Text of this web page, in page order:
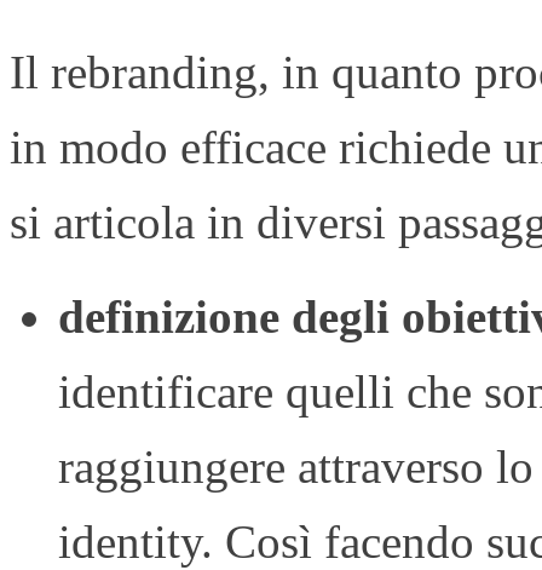
Il rebranding, in quanto
in modo efficace richiede
si articola in diversi
definizione degli
identificare quelli che
raggiungere attraverso
identity. Così facendo